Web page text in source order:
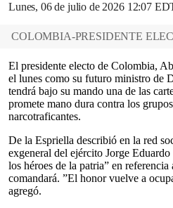
Lunes, 06 de julio de 2026 12:07
COLOMBIA-PRESIDENTE
El presidente electo de Colombia,
el lunes como su futuro ministro de
tendrá bajo su mando una de las
promete mano dura contra los
narcotraficantes.
De la Espriella describió en la red
exgeneral del ejército Jorge
los héroes de la patria” en
comandará. ”El honor vuelve a
agregó.